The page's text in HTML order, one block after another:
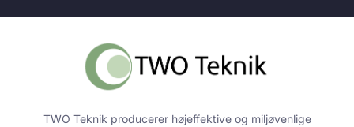
TWO Teknik producerer højeffektive og miljøvenlige